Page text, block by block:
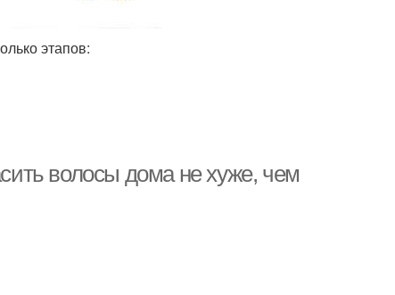
этапов:
волосы дома не хуже, чем